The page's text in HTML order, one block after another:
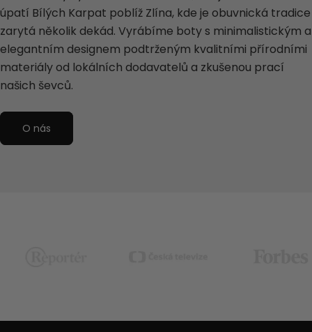
úpatí Bílých Karpat poblíž Zlína, kde je obuvnická tradice
zarytá několik dekád. Vyrábíme boty s minimalistickým a
elegantním designem podtrženým kvalitními přírodními
materiály od lokálních dodavatelů a zkušenou prací
našich ševců.
O nás